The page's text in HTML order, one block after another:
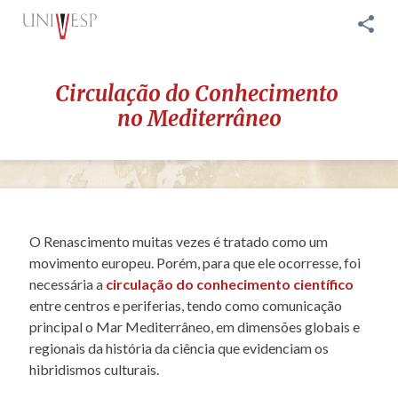
share
Circulação do Conhecimento
no Mediterrâneo
O Renascimento muitas vezes é tratado como um
movimento europeu. Porém, para que ele ocorresse, foi
necessária a circulação do conhecimento científico
entre centros e periferias, tendo como comunicação
principal o Mar Mediterrâneo, em dimensões globais e
regionais da história da ciência que evidenciam os
hibridismos culturais.